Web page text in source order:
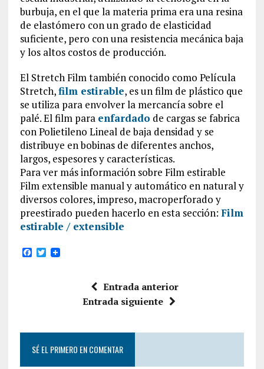
burbuja, en el que la materia prima era una resina
de elastómero con un grado de elasticidad
suficiente, pero con una resistencia mecánica baja
y los altos costos de producción.
El Stretch Film también conocido como Película
Stretch,film estirable, es un film de plástico que
se utiliza para envolver la mercancía sobre el
palé. El film para enfardado de cargas se fabrica
con Polietileno Lineal de baja densidad y se
distribuye en bobinas de diferentes anchos,
largos, espesores y características.
Para ver más información sobre Film estirable
Film extensible manual y automático en natural y
diversos colores, impreso, macroperforado y
preestirado pueden hacerlo en esta sección: Film
estirable / extensible
F T
Entrada anterior
Entrada siguiente
SÉ EL PRIMERO EN COMENTAR